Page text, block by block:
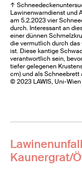
↑
Lawinenwarndienst und
am 5.2.2023 vier
durch. Interessant an
einer dünnen
die vermutlich durch
ist. Diese kantige
verantwortlich sein,
tiefer gelegenen
cm) und als Schneebrett
© 2023 LAWIS, Uni-Wien
Kaunergrat/